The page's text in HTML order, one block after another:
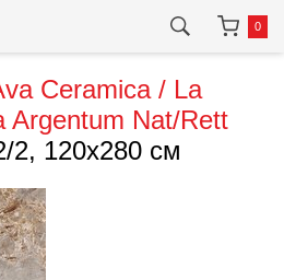
0
Ceramica / La
Argentum Nat/Rett
2, 120x280 см